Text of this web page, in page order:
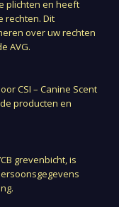
plichten en heeft
rechten. Dit
over uw rechten
AVG.
CSI – Canine Scent
producten en
grevenbicht, is